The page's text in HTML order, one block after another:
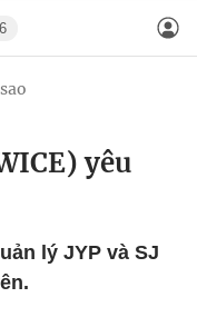
yêu
lý JYP và SJ